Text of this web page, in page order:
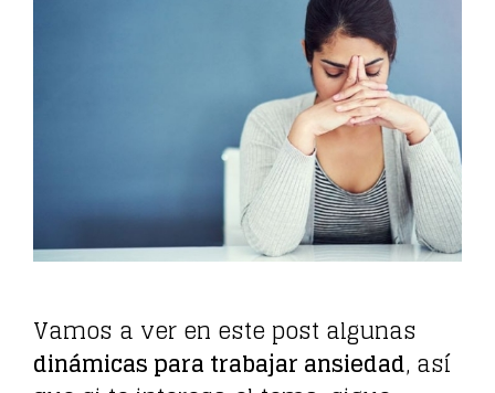
Vamos a ver en este post algunas
dinámicas para trabajar ansiedad, así